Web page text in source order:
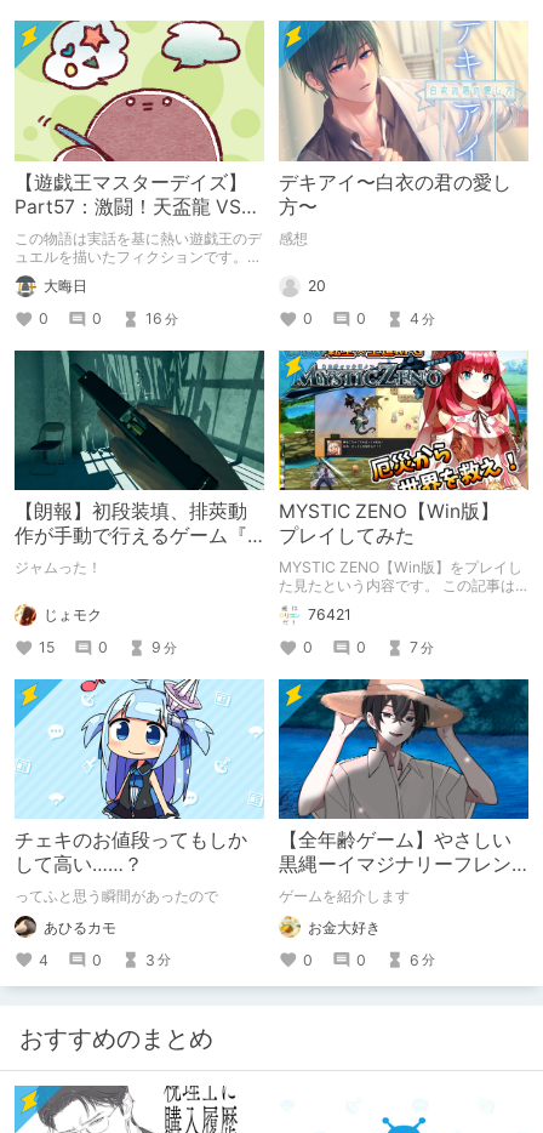
【遊戯王マスターデイズ】
Part57：激闘！天盃龍 VS
千年D【架空デュエル】
この物語は実話を基に熱い遊戯王のデ
ュエルを描いたフィクションです。
（自分用メモ：2025-05-14）
大晦日
0
0 16 分
デキアイ〜白衣の君の愛し
方〜
感想
20
0
0 4 分
【朗報】初段装填、排莢動
作が手動で行えるゲーム『
HOLE 』
ジャムった！
じょモク
15
0 9 分
MYSTIC ZENO【Win版】
プレイしてみた
MYSTIC ZENO【Win版】をプレイし
た見たという内容です。 この記事は
通常のクリエイターズ記事です。
76421
0
0 7分
チェキのお値段ってもしか
して高い……？
ってふと思う瞬間があったので
あひるカモ
4
0 3 分
【全年齢ゲーム】やさしい
黒縄ーイマジナリーフレン
ドの「彼」と過ごすおぼん
やすみー
ゲームを紹介します
お金大好き
0
0 6 分
おすすめのまとめ